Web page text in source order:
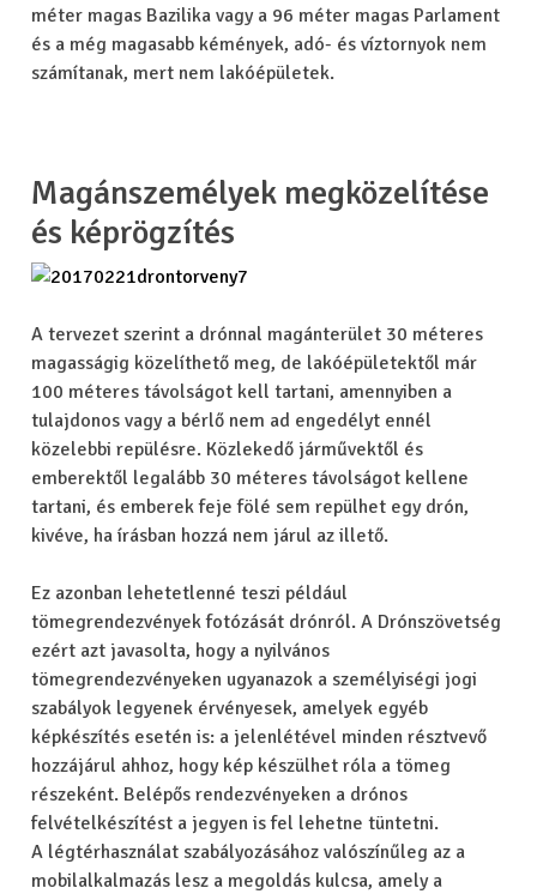
méter magas Bazilika vagy a 96 méter magas Parlament
és a még magasabb kémények, adó- és víztornyok nem
számítanak, mert nem lakóépületek.
Magánszemélyek megközelítése
és képrögzítés
A tervezet szerint a drónnal magánterület 30 méteres
magasságig közelíthető meg, de lakóépületektől már
100 méteres távolságot kell tartani, amennyiben a
tulajdonos vagy a bérlő nem ad engedélyt ennél
közelebbi repülésre. Közlekedő járművektől és
emberektől legalább 30 méteres távolságot kellene
tartani, és emberek feje fölé sem repülhet egy drón,
kivéve, ha írásban hozzá nem járul az illető.
Ez azonban lehetetlenné teszi például
tömegrendezvények fotózását drónról. A Drónszövetség
ezért azt javasolta, hogy a nyilvános
tömegrendezvényeken ugyanazok a személyiségi jogi
szabályok legyenek érvényesek, amelyek egyéb
képkészítés esetén is: a jelenlétével minden résztvevő
hozzájárul ahhoz, hogy kép készülhet róla a tömeg
részeként. Belépős rendezvényeken a drónos
felvételkészítést a jegyen is fel lehetne tüntetni.
A légtérhasználat szabályozásához valószínűleg az a
mobilalkalmazás lesz a megoldás kulcsa, amely a